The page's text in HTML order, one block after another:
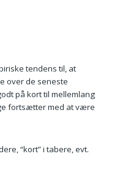
tendens til, at
over de seneste
på kort til mellemlang
fortsætter med at være
“kort” i tabere, evt.